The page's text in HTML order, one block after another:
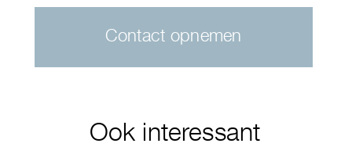
Contact opnemen
Ook interessant